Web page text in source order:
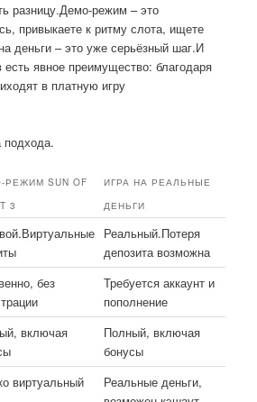
разницу.Демо-режим – это
привыкаете к ритму слота, ищете
деньги – это уже серьёзный шаг.И
есть явное преимущество: благодаря
в платную игру
подхода.
РЕЖИМ SUN OF
3
ИГРА НА РЕАЛЬНЫЕ
ДЕНЬГИ
Реальный.Потеря
депозита возможна
без
Требуется аккаунт и
пополнение
включая
Полный, включая
бонусы
виртуальный
Реальные деньги,